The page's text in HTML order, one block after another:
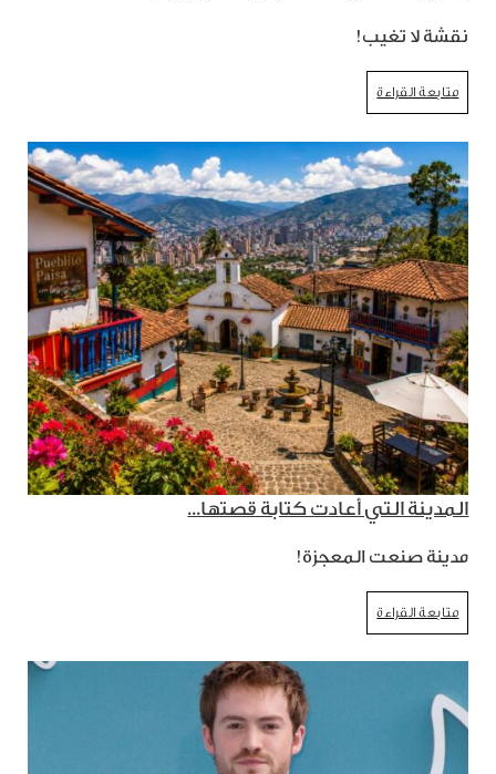
نقشة لا تغيب!
متابعة القراءة
المدينة التي أعادت كتابة قصتها...
مدينة صنعت المعجزة!
متابعة القراءة